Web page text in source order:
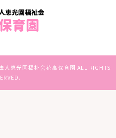
恵光園福祉会花高保育園 ALL RIGHTS